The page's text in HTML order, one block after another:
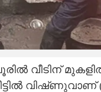
വീടിന്
വിഷ്‌ണുവാണ്